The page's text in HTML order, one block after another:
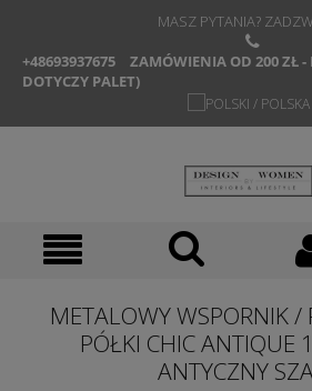
MASZ PYTANIA?
+48693937675
ZAMÓWIENIA OD 200 ZŁ -
DOTYCZY PALET)
METALOWY WSPORNIK /
PÓŁKI CHIC ANTIQUE
ANTYCZNY